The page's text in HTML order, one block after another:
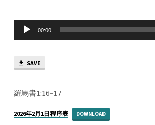
年
月
日
傳
Audio
Player
00:00
SAVE
羅馬書1:16-17
2026年2月1日程序表 DOWNLOAD